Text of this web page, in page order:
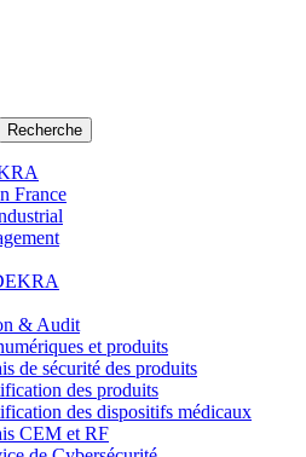
Recherche
France
& Audit
et produits
de sécurité des produits
des produits
des dispositifs médicaux
CEM et RF